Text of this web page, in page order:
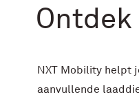
Ontdek
NXT Mobility helpt
aanvullende